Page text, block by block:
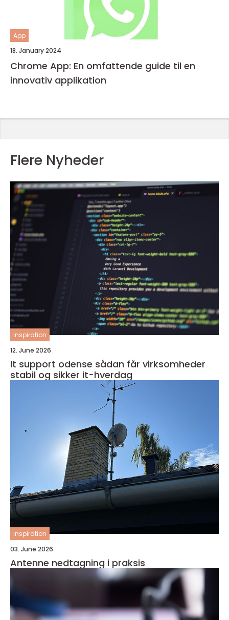
App
18. January 2024
Chrome App: En omfattende guide til en
innovativ applikation
Flere Nyheder
inspiration
12. June 2026
It support odense sådan får virksomheder
stabil og sikker it-hverdag
inspiration
03. June 2026
Antenne nedtagning i praksis